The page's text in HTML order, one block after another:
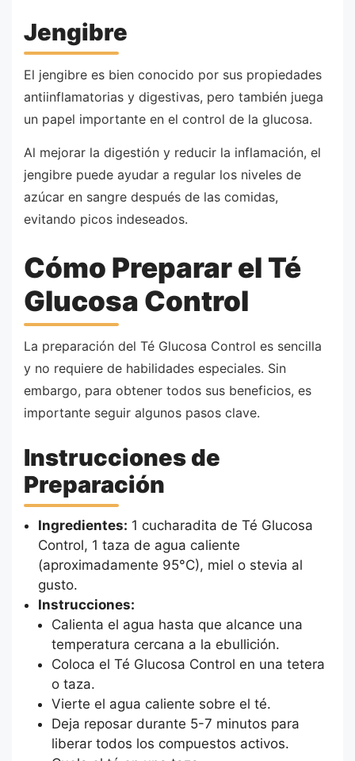
Jengibre
El jengibre es bien conocido por sus propiedades
antiinflamatorias y digestivas, pero también juega
un papel importante en el control de la glucosa.
Al mejorar la digestión y reducir la inflamación, el
jengibre puede ayudar a regular los niveles de
azúcar en sangre después de las comidas,
evitando picos indeseados.
Cómo Preparar el Té
Glucosa Control
La preparación del Té Glucosa Control es sencilla
y no requiere de habilidades especiales. Sin
embargo, para obtener todos sus beneficios, es
importante seguir algunos pasos clave.
Instrucciones de
Preparación
Ingredientes: 1 cucharadita de Té Glucosa
Control, 1 taza de agua caliente
(aproximadamente 95°C), miel o stevia al
gusto.
Instrucciones:
Calienta el agua hasta que alcance una
temperatura cercana a la ebullición.
Coloca el Té Glucosa Control en una tetera
o taza.
Vierte el agua caliente sobre el té.
Deja reposar durante 5-7 minutos para
liberar todos los compuestos activos.